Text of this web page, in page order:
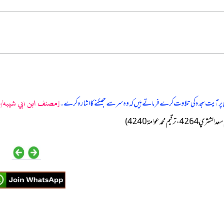
سجدہ کی تلاوت کرے فرماتے ہیں کہ وہ سر سے جھکنے کا اشارہ کرے۔[مصنف ابن ابي شيبه/
محمد عوامة 4240)